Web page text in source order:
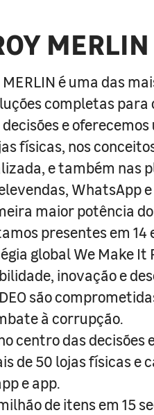
MERLIN é uma das
completas para
e
físicas, nos
e também nas
WhatsApp
maior potência
presentes em 14
global We Make It
inovação e
são
à corrupção.
centro das decisões
de 50 lojas físicas e
e app.
de itens em 15